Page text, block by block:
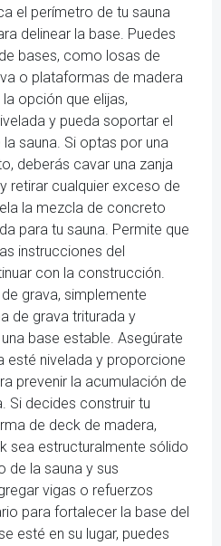
el perímetro de tu sauna
delinear la base. Puedes
bases, como losas de
o plataformas de madera
opción que elijas,
y pueda soportar el
sauna. Si optas por una
deberás cavar una zanja
retirar cualquier exceso de
la mezcla de concreto
para tu sauna. Permite que
instrucciones del
con la construcción.
grava, simplemente
de grava triturada y
base estable. Asegúrate
esté nivelada y proporcione
prevenir la acumulación de
Si decides construir tu
de deck de madera,
sea estructuralmente sólido
de la sauna y sus
vigas o refuerzos
para fortalecer la base del
esté en su lugar, puedes